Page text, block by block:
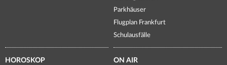
Parkhäuser
Flugplan Frankfurt
Schulausfälle
HOROSKOP ON AIR